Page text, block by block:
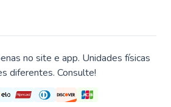
no site e app. Unidades físicas
diferentes. Consulte!